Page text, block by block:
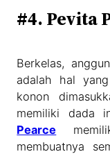
#4. Pevita
Berkelas,
adalah hal
konon
memiliki dada
Pearce
membuatnya